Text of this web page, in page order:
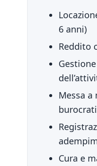
6 anni)
Reddito
Messa
Cura e